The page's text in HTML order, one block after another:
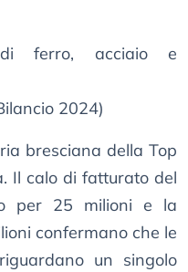
di ferro, acciaio e
2024)
bresciana della Top
Il calo di fatturato del
per 25 milioni e la
confermano che le
un singolo